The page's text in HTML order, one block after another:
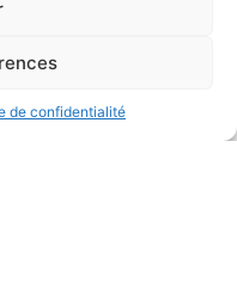
de confidentialité